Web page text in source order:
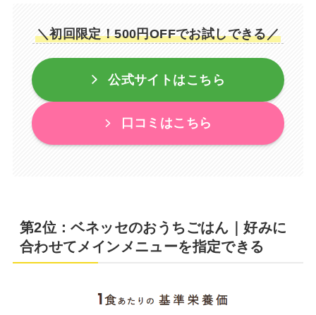
＼初回限定！500円OFFでお試しできる／
公式サイトはこちら
口コミはこちら
第2位：ベネッセのおうちごはん｜好みに
合わせてメインメニューを指定できる